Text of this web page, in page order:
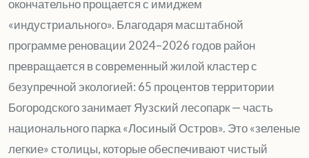
окончательно прощается с имиджем
«индустриального». Благодаря масштабной
программе реновации 2024–2026 годов район
превращается в современный жилой кластер с
безупречной экологией: 65 процентов территории
Богородского занимает Яузский лесопарк — часть
национального парка «Лосиный Остров». Это «зеленые
легкие» столицы, которые обеспечивают чистый